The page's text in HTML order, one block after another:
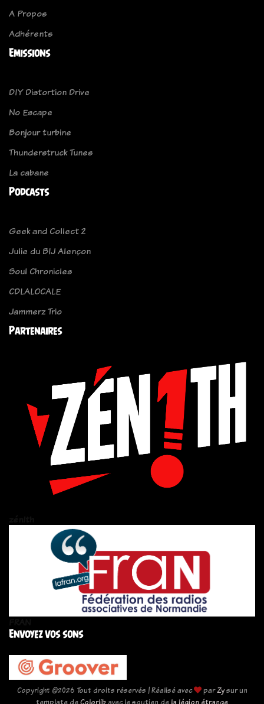
A Propos
Adhérents
Emissions
DIY Distortion Drive
No Escape
Bonjour turbine
Thunderstruck Tunes
La cabane
Podcasts
Geek and Collect 2
Julie du BIJ Alençon
Soul Chronicles
CDLALOCALE
Jammerz Trio
Partenaires
Envoyez vos sons
Copyright ©2026 Tout droits réservés | Réalisé avec parZysur un
template deColorlibavec le soutien de la légion étrange